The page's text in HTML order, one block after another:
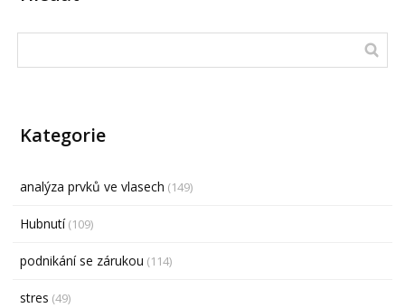
Kategorie
analýza prvků ve vlasech (149)
Hubnutí(109)
podnikání se zárukou (114)
stres (49)